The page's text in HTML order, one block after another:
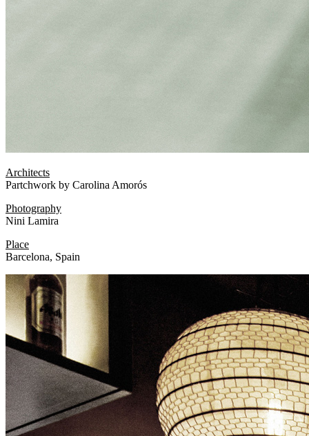
Architects
Partchwork by Carolina Amorós
Photography
Nini Lamira
Place
Barcelona, Spain